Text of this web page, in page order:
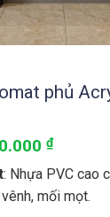
phủ
₫
: Nhựa PVC cao
mối mọt.